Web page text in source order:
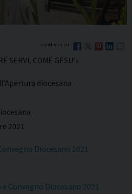
SERVI, COME GESU’»
diocesana
2021
Diocesano 2021
Convegno Diocesano 2021